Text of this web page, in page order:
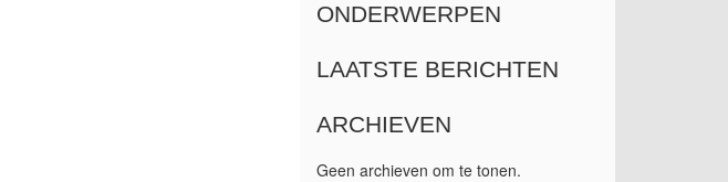
ONDERWERPEN
LAATSTE BERICHTEN
ARCHIEVEN
Geen archieven om te tonen.